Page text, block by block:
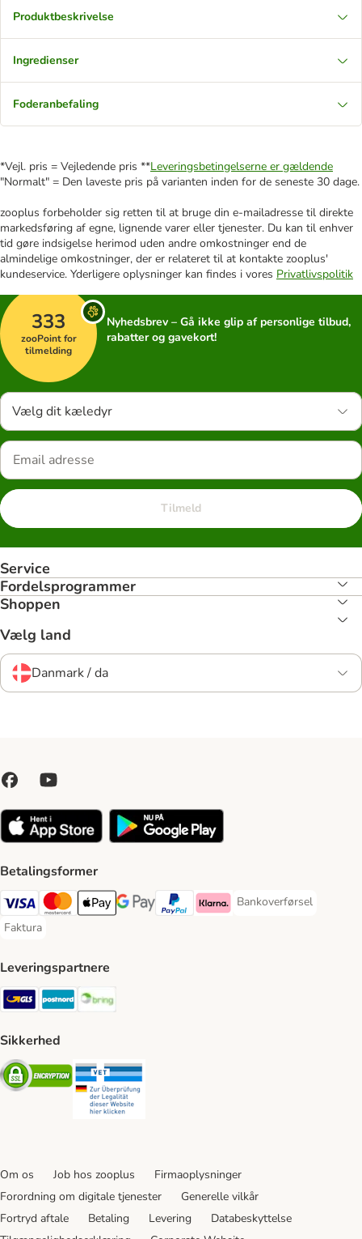
Produktbeskrivelse
Ingredienser
Foderanbefaling
*Vejl. pris = Vejledende pris **Leveringsbetingelserne er gældende
"Normalt" = Den laveste pris på varianten inden for de seneste 30 dage.
zooplus forbeholder sig retten til at bruge din e-mailadresse til direkte
markedsføring af egne, lignende varer eller tjenester. Du kan til enhver
tid gøre indsigelse herimod uden andre omkostninger end de
almindelige omkostninger, der er relateret til at kontakte zooplus'
kundeservice. Yderligere oplysninger kan findes i vores Privatlivspolitik
333
zooPoint for
tilmelding
Nyhedsbrev – Gå ikke glip af personlige tilbud,
rabatter og gavekort!
Vælg dit kæledyr
Tilmeld
Service
Fordelsprogrammer
Shoppen
Vælg land
Danmark / da
Betalingsformer
VISA Payment Method
Mastercard Payment Method
Apply pay Payment Method
Google Pay Payment Method
paypal Payment Method
Klarna Payment Method
Bankoverførsel
Bankoverførsel
Faktura
Faktura Payment Method
Leveringspartnere
GLS Shipping Method
Postnord Shipping Method
Sikkerhed
Security
Om os Job hos zooplus
Firmaoplysninger
Forordning om digitale tjenester
Generelle vilkår
Fortryd aftale
Betaling Levering
Databeskyttelse